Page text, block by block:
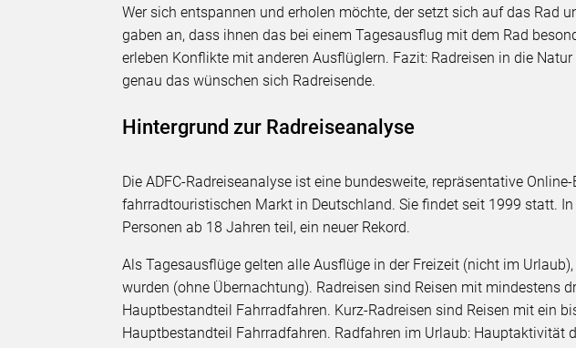
Wer sich entspannen und erholen möchte, der setzt sich auf das Rad
gaben an, dass ihnen das bei einem Tagesausflug mit dem Rad
erleben Konflikte mit anderen Ausflüglern. Fazit: Radreisen in die
genau das wünschen sich Radreisende.
Hintergrund zur Radreiseanalyse
Die ADFC-Radreiseanalyse ist eine bundesweite, repräsentative
fahrradtouristischen Markt in Deutschland. Sie findet seit 1999 statt.
Personen ab 18 Jahren teil, ein neuer Rekord.
Als Tagesausflüge gelten alle Ausflüge in der Freizeit (nicht im
wurden (ohne Übernachtung). Radreisen sind Reisen mit mindestens
Hauptbestandteil Fahrradfahren. Kurz-Radreisen sind Reisen mit ein
Hauptbestandteil Fahrradfahren. Radfahren im Urlaub: Hauptaktivität